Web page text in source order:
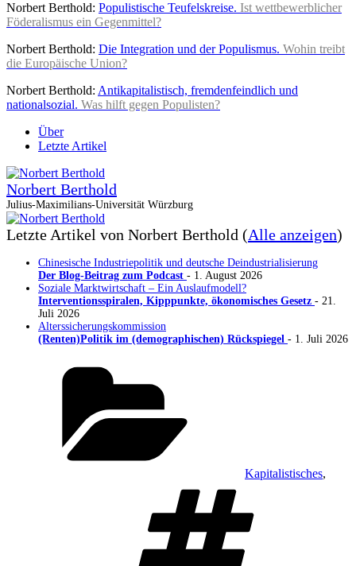
Norbert Berthold: Populistische Teufelskreise. Ist wettbewerblicher
Föderalismus ein Gegenmittel?
Norbert Berthold: Die Integration und der Populismus. Wohin treibt
die Europäische Union?
Norbert Berthold: Antikapitalistisch, fremdenfeindlich und
nationalsozial. Was hilft gegen Populisten?
Über
Letzte Artikel
Norbert Berthold
Julius-Maximilians-Universität Würzburg
Letzte Artikel von Norbert Berthold (Alle anzeigen)
Chinesische Industriepolitik und deutsche Deindustrialisierung
Der Blog-Beitrag zum Podcast - 1. August 2026
Soziale Marktwirtschaft – Ein Auslaufmodell?
Interventionsspiralen, Kipppunkte, ökonomisches Gesetz - 21.
Juli 2026
Alterssicherungskommission
(Renten)Politik im (demographischen) Rückspiegel - 1. Juli 2026
Kapitalistisches,